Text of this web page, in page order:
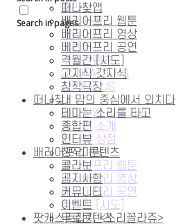
콜라보
공지사항
커뮤니티
이벤트
무료콘텐츠
CONTACT US
ABOUT US
떠나찾
떠나찾앱 바로가기
캐릭터 소개
떠나찾 상점
배리어프리 콘텐츠
배리어프리 웹툰
배리어프리 영상
베리어프리 공연
격월간 [시도]
팟캐스트잡지 <소리꼴라쥬>
Search in pages
떠나찾앱
배리어프리 웹툰
배리어프리 영상
베리어프리 공연
격월간 [시도]
고지식 갓지식
창작극장
내 맘의 중심에서 외치다
테마는 소리를 타고
종합편
인터뷰
창작마당
콜라보
공지사항
커뮤니티
이벤트
무료콘텐츠
Search in posts
Search in pages